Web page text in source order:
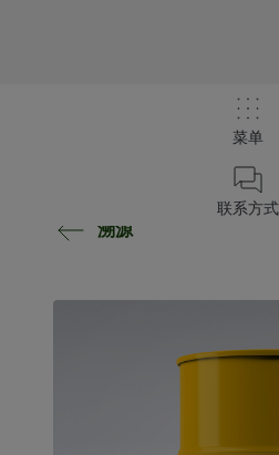
菜单
联系方式
溯源